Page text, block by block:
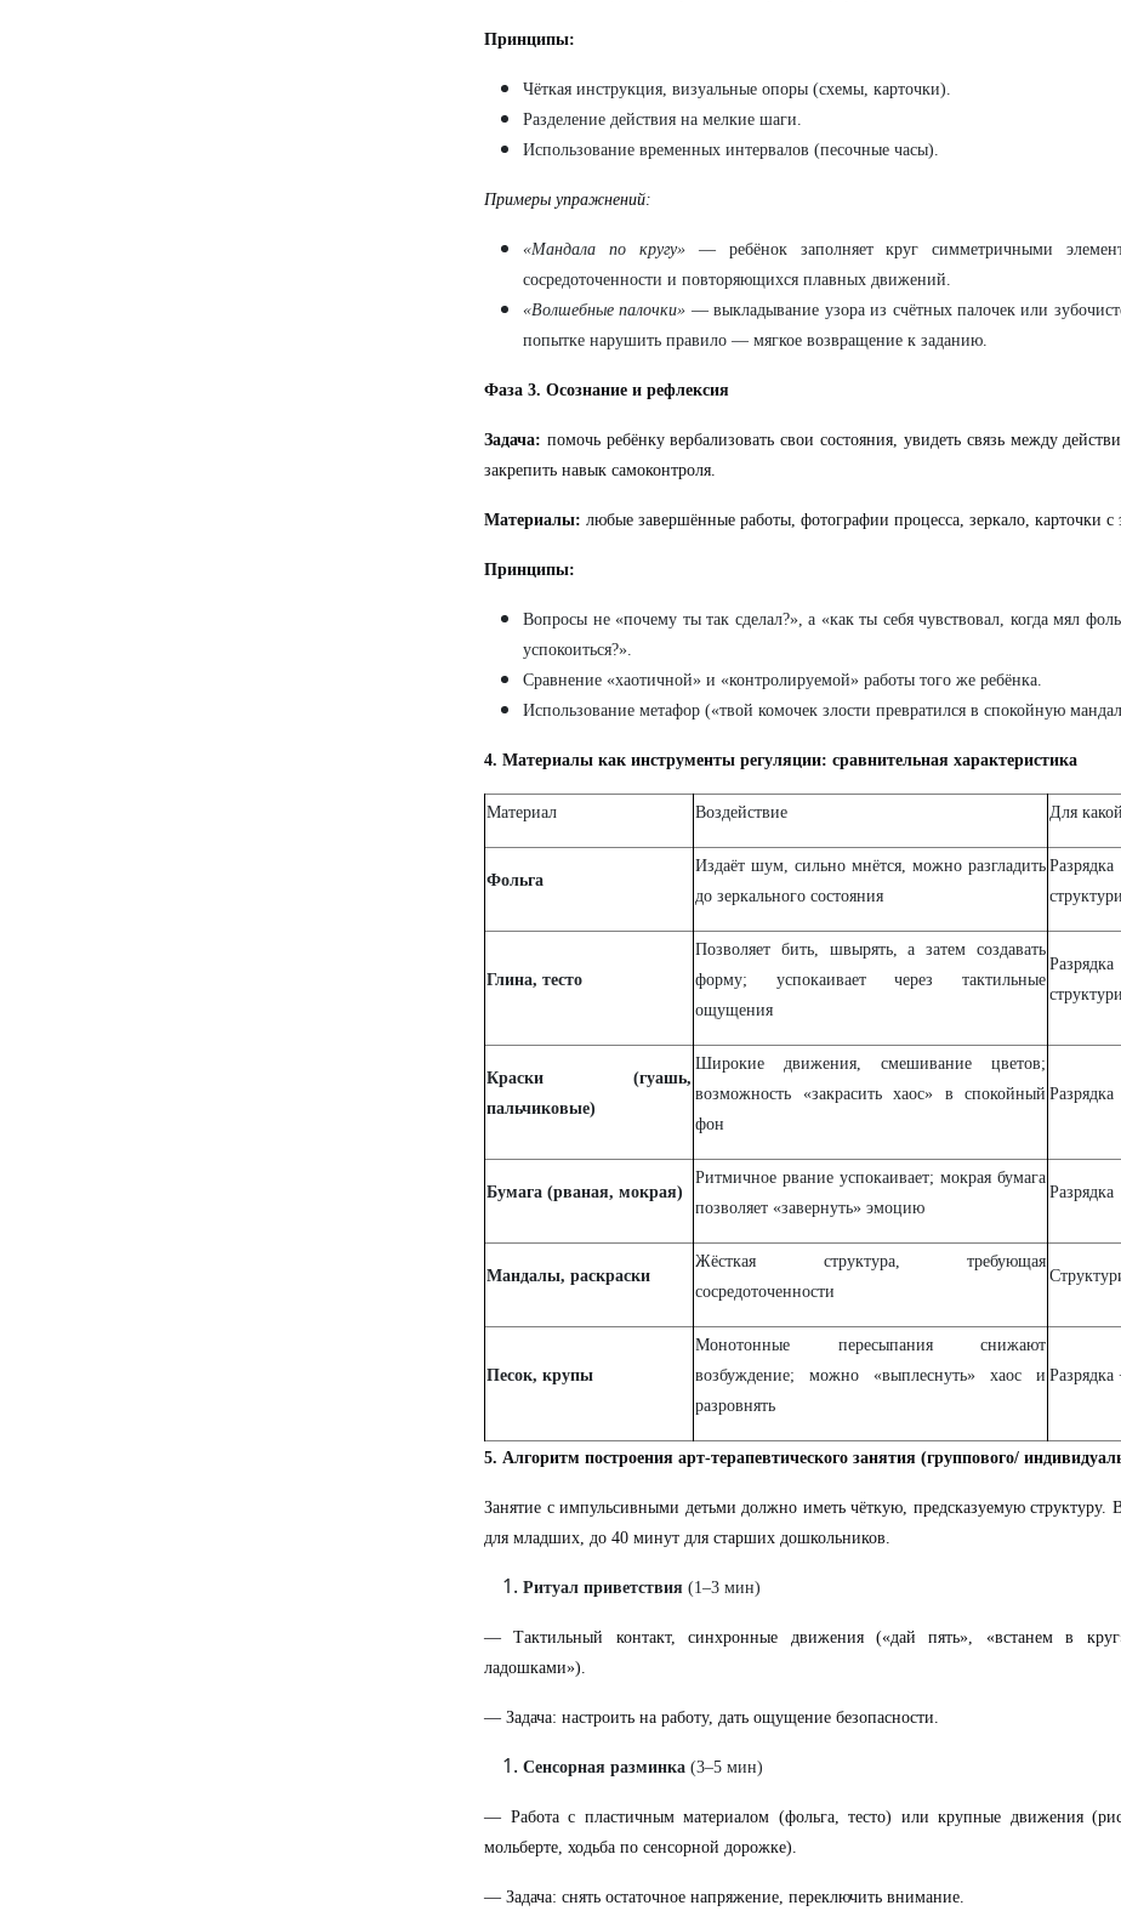
Принципы:
Чёткая инструкция, визуальные опоры (схемы, карточки).
Разделение действия на мелкие шаги.
Использование временных интервалов (песочные часы).
Примеры упражнений:
«Мандала по кругу»— ребёнок заполняет круг симметричными
сосредоточенности и повторяющихся плавных движений.
«Волшебные палочки» — выкладывание узора из счётных палочек или
попытке нарушить правило — мягкое возвращение к заданию.
Фаза 3. Осознание и рефлексия
Задача: помочь ребёнку вербализовать свои состояния, увидеть связь между
закрепить навык самоконтроля.
Материалы: любые завершённые работы, фотографии процесса, зеркало, карточки
Принципы:
Вопросы не «почему ты так сделал?», а «как ты себя чувствовал, когда мял
успокоиться?».
Сравнение «хаотичной» и «контролируемой» работы того же ребёнка.
Использование метафор («твой комочек злости превратился в спокойную
4. Материалы как инструменты регуляции: сравнительная характеристика
Материал Воздействие Для
Фольга
Издаёт шум, сильно мнётся, можно разгладить
до зеркального состояния
Глина, тесто
Позволяет бить, швырять, а затем создавать
форму; успокаивает через тактильные
ощущения
Краски (гуашь,
пальчиковые)
Широкие движения, смешивание цветов;
возможность «закрасить хаос» в спокойный
фон
Бумага (рваная, мокрая)
Ритмичное рвание успокаивает; мокрая бумага
позволяет «завернуть» эмоцию
Разрядка
Мандалы, раскраски
Жёсткая структура, требующая
сосредоточенности
Песок, крупы
Монотонные пересыпания снижают
возбуждение; можно «выплеснуть» хаос и
разровнять
Разрядка
5. Алгоритм построения арт-терапевтического занятия (группового/
Занятие с импульсивными детьми должно иметь чёткую, предсказуемую структуру.
для младших, до 40 минут для старших дошкольников.
Ритуал приветствия (1–3 мин)
— Тактильный контакт, синхронные движения («дай пять», «встанем в
ладошками»).
— Задача: настроить на работу, дать ощущение безопасности.
Сенсорная разминка (3–5 мин)
— Работа с пластичным материалом (фольга, тесто) или крупные движения
мольберте, ходьба по сенсорной дорожке).
— Задача: снять остаточное напряжение, переключить внимание.